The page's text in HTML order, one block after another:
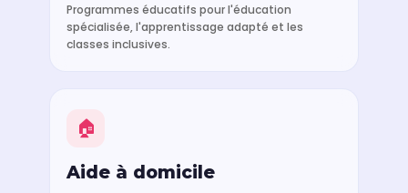
Programmes éducatifs pour l'éducation
spécialisée, l'apprentissage adapté et les
classes inclusives.
🏠
Aide à domicile